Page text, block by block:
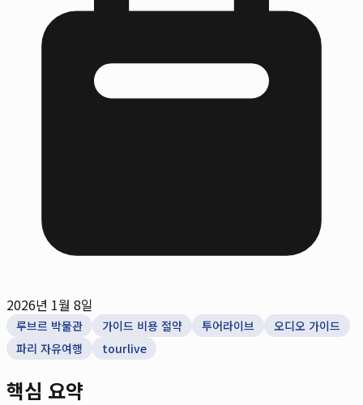
2026년 1월 8일
루브르 박물관 가이드 비용 절약 투어라이브
오디오 가이드
파리 자유여행
tourlive
핵심 요약